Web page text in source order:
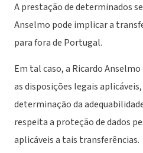
A prestação de determinados
Anselmo pode implicar a
para fora de Portugal.
Em tal caso, a Ricardo
as disposições legais
determinação da
respeita a proteção de dados
aplicáveis a tais transferências.